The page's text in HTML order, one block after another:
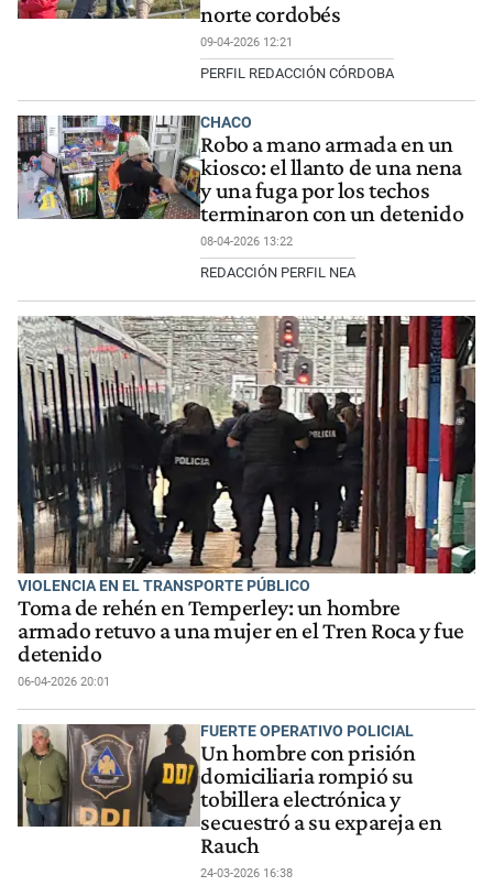
norte cordobés
09-04-2026 12:21
PERFIL REDACCIÓN CÓRDOBA
CHACO
Robo a mano armada en un
kiosco: el llanto de una nena
y una fuga por los techos
terminaron con un detenido
08-04-2026 13:22
REDACCIÓN PERFIL NEA
VIOLENCIA EN EL TRANSPORTE PÚBLICO
Toma de rehén en Temperley: un hombre
armado retuvo a una mujer en el Tren Roca y fue
detenido
06-04-2026 20:01
FUERTE OPERATIVO POLICIAL
Un hombre con prisión
domiciliaria rompió su
tobillera electrónica y
secuestró a su expareja en
Rauch
24-03-2026 16:38